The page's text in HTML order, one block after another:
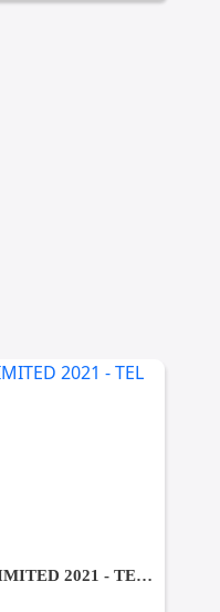
JEEP RENEGADE LIMITED 2021 - TEL 98479647